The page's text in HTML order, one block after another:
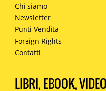
Chi siamo
Newsletter
Punti Vendita
Foreign Rights
Contatti
LIBRI, EBOOK,